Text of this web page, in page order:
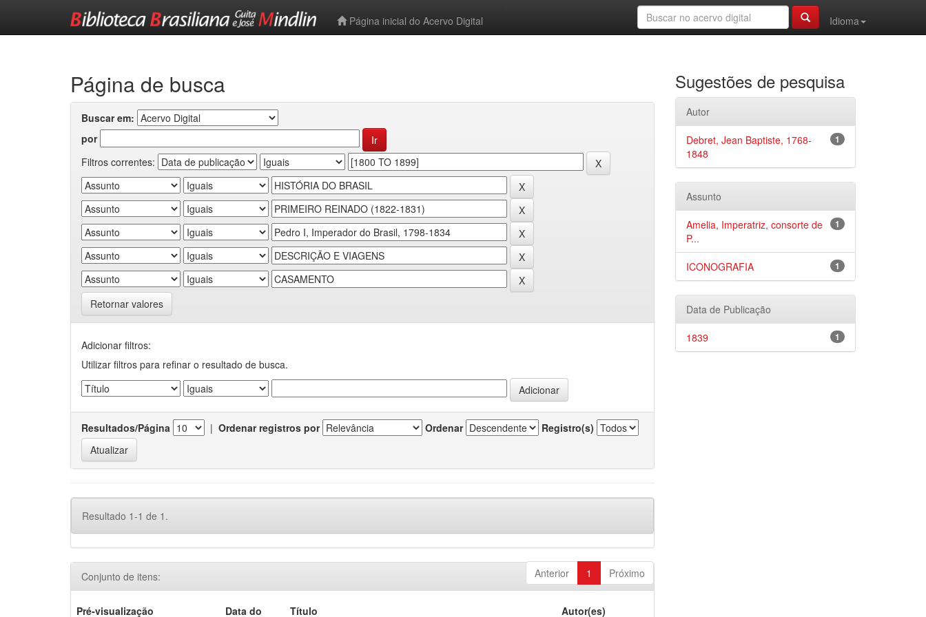
Página inicial do Acervo Digital
Idioma
Página de busca
Buscar em:
por
Filtros correntes:
Retornar valores
Adicionar filtros:
Utilizar filtros para refinar o resultado de busca.
Resultados/Página | Ordenar registros por Ordenar Registro(s)
Resultado 1-1 de 1.
Anterior 1 Próximo
Conjunto de itens:
Pré-visualização Data do Título Autor(es)
Sugestões de pesquisa
Autor
1
Debret, Jean Baptiste, 1768-
1848
Assunto
1
Amelia, Imperatriz, consorte de
P...
1
ICONOGRAFIA
Data de Publicação
1
1839